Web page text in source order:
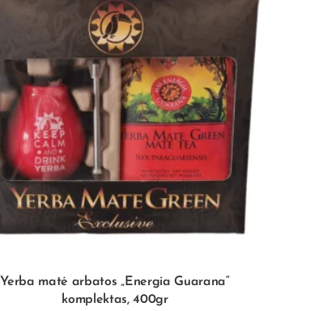
Yerba matė arbatos „Energia Guarana“
komplektas, 400gr